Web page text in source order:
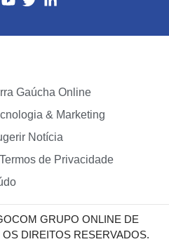
Gaúcha Online
& Marketing
Notícia
Termos de Privacidade
GRUPO ONLINE DE
DIREITOS RESERVADOS.